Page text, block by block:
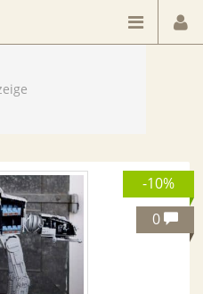
-10%
0